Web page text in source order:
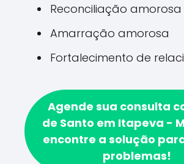
Reconciliação amorosa
Amarração amorosa
Fortalecimento de
Agende sua consulta
de Santo em Itapeva -
encontre a solução
problemas!